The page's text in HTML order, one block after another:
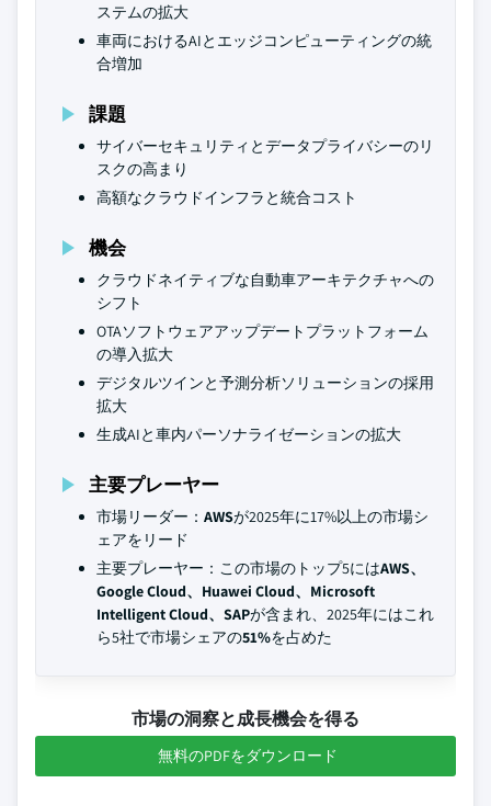
ステムの拡大
車両におけるAIとエッジコンピューティングの統
合増加
課題
サイバーセキュリティとデータプライバシーのリ
スクの高まり
高額なクラウドインフラと統合コスト
機会
クラウドネイティブな自動車アーキテクチャへの
シフト
OTAソフトウェアアップデートプラットフォーム
の導入拡大
デジタルツインと予測分析ソリューションの採用
拡大
生成AIと車内パーソナライゼーションの拡大
主要プレーヤー
市場リーダー： AWSが2025年に17%以上の市場シ
ェアをリード
主要プレーヤー：この市場のトップ5にはAWS、
Google Cloud、Huawei Cloud、Microsoft
Intelligent Cloud、SAPが含まれ、2025年にはこれ
ら5社で市場シェアの51%を占めた
市場の洞察と成長機会を得る
無料のPDFをダウンロード